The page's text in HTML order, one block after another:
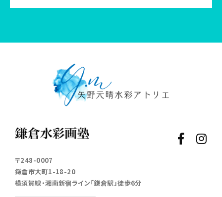
〒248-0007
鎌倉市大町1-18-20
横須賀線・湘南新宿ライン「鎌倉駅」徒歩6分